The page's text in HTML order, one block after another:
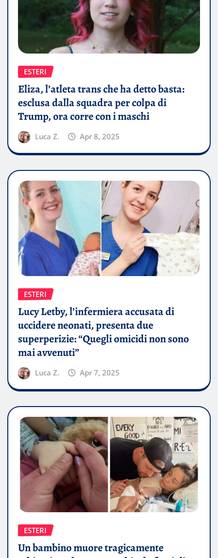
ESTERI
Eliza, l’atleta trans che ha detto basta:
esclusa dalla squadra per colpa di
Trump, ora corre con i maschi
Luca Z. Apr 8, 2025
ESTERI
Lucy Letby, l’infermiera accusata di
uccidere neonati, presenta due
superperizie: “Quegli omicidi non sono
mai avvenuti”
Luca Z. Apr 7, 2025
ESTERI
Un bambino muore tragicamente